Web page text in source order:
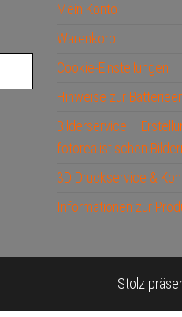
Mein Konto
Warenkorb
Cookie-Einstellungen
Hinweise zur
Bilderservice –
fotorealistischen
3D Druckservice &
Informationen zur
Stolz